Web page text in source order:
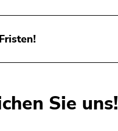
Sie uns!